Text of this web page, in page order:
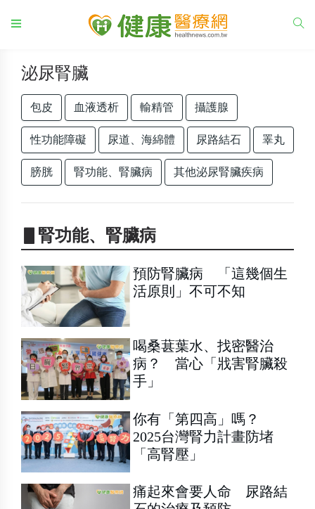
泌尿腎臟
包皮 血液透析 輸精管 攝護腺
性功能障礙 尿道、海綿體 尿路結石 睪丸
膀胱 腎功能、腎臟病 其他泌尿腎臟疾病
▋腎功能、腎臟病
預防腎臟病 「這幾個生
活原則」不可不知
喝桑葚葉水、找密醫治
病？ 當心「戕害腎臟殺
手」
你有「第四高」嗎？
2025台灣腎力計畫防堵
「高腎壓」
痛起來會要人命 尿路結